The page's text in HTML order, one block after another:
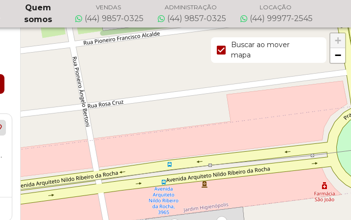
Quem
somos
VENDAS
(44) 9857-0325
ADMINISTRAÇÃO
(44) 9857-0325
LOCAÇÃO
(44) 99977-2545
+
−
Buscar ao mover
mapa